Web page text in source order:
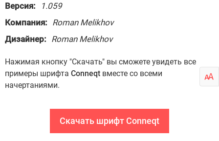
Версия:
1.059
Компания: Roman Melikhov
Дизайнер: Roman Melikhov
Нажимая кнопку "Скачать" вы сможете увидеть все
примеры шрифта Conneqt вместе со всеми
начертаниями.
Скачать шрифт Conneqt